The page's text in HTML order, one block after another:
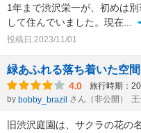
1年まで渋沢栄一が、初めは
して住んでいました。現在
投稿日:2023/11/01
緑あふれる落ち着いた空間
4.0 旅行時期：
by bobby_brazil さん（非公開）
旧渋沢庭園は、サクラの花の